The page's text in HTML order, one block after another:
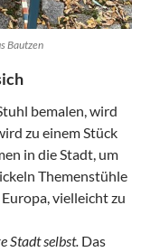
Bautzen
bemalen, wird
zu einem Stück
in die Stadt, um
Themenstühle
vielleicht zu
Stadt selbst. Das